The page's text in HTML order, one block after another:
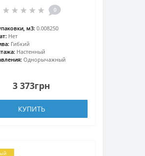
0
м3: 0.008250
Нет
Гибкий
Настенный
Однорычажный
3 373грн
КУПИТЬ